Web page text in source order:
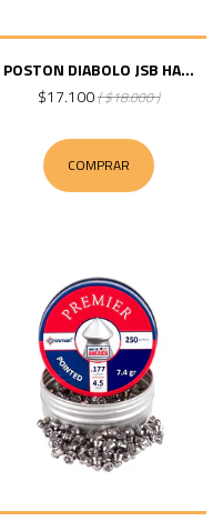
POSTON DIABOLO JSB HA...
$17.100( $18.000 )
COMPRAR